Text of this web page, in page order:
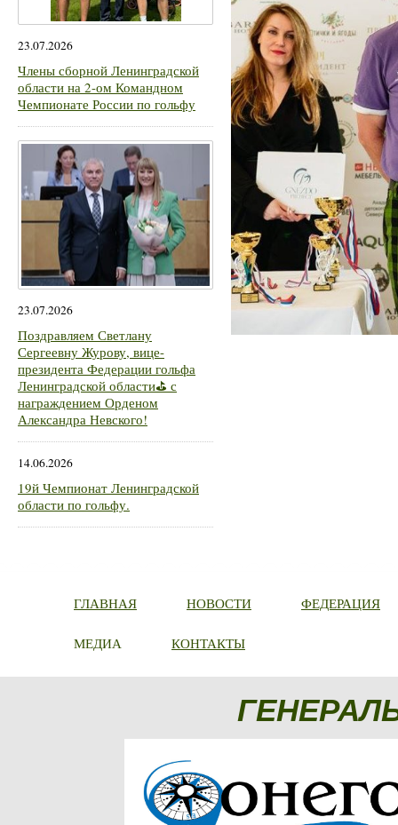
23.07.2026
Члены сборной Ленинградской
области на 2-ом Командном
Чемпионате России по гольфу
23.07.2026
Поздравляем Светлану
Сергеевну Журову, вице-
президента Федерации гольфа
Ленинградской области⛳ с
награждением Орденом
Александра Невского!
14.06.2026
19й Чемпионат Ленинградской
области по гольфу.
ГЛАВНАЯ НОВОСТИ ФЕДЕРАЦИЯ
МЕДИА КОНТАКТЫ